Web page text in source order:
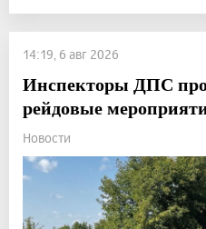
14:19, 6 авг 2026
Инспекторы ДПС
рейдовые
Новости